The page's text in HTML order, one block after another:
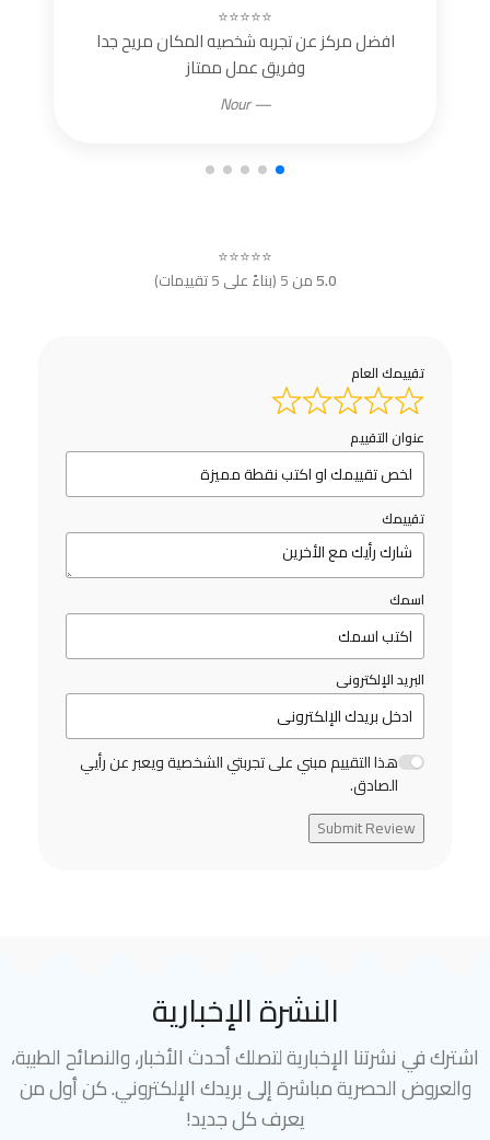
⭐⭐⭐⭐⭐
افضل مركز عن تجربه شخصيه المكان مريح جدا
وفريق عمل ممتاز
— Nour
⭐⭐⭐⭐⭐
5.0من 5 (بناءً على 5 تقييمات)
تقييمك العام
عنوان التقييم
تقييمك
اسمك
البريد الإلكترونى
هذا التقييم مبني على تجربتي الشخصية ويعبر عن رأيي
الصادق.
Submit Review
النشرة الإخبارية
اشترك في نشرتنا الإخبارية لتصلك أحدث الأخبار، والنصائح الطبية،
والعروض الحصرية مباشرة إلى بريدك الإلكتروني. كن أول من
يعرف كل جديد!